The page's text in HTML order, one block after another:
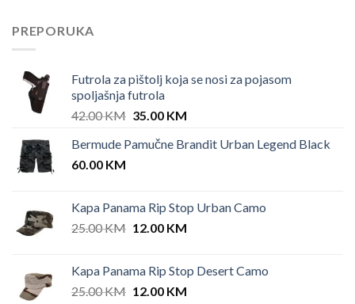
PREPORUKA
Futrola za pištolj koja se nosi za pojasom
spoljašnja futrola
42.00KM Original
was:
35.00 KMCurrent
is:
Bermude Pamučne Brandit Urban Legend Black
60.00 KM
Kapa Panama Rip Stop Urban Camo
25.00KM Original
25.00 KM.
12.00 KMCurrent
12.00 KM.
Kapa Panama Rip Stop Desert Camo
25.00KM Original
12.00 KMCurrent